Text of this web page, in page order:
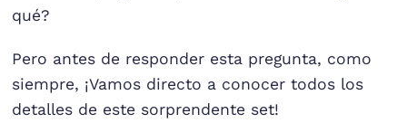
qué?
Pero antes de responder esta pregunta, como
siempre, ¡Vamos directo a conocer todos los
detalles de este sorprendente set!